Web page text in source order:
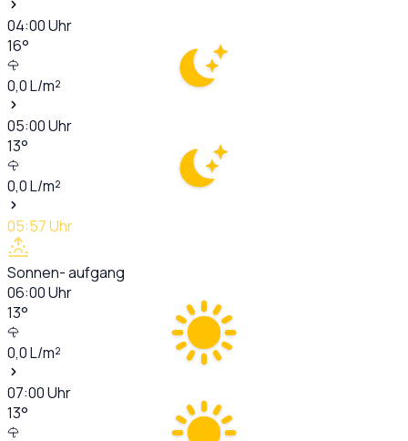
04:00Uhr
16°
0,0L/m²
05:00Uhr
13°
0,0L/m²
05:57Uhr
Sonnen- aufgang
06:00Uhr
13°
0,0L/m²
07:00Uhr
13°